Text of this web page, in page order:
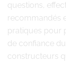
questions,
recommandés
pratiques pour
de confiance
constructeurs